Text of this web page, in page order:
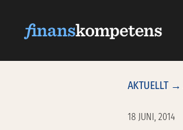
AKTUELLT→
18 JUNI, 2014